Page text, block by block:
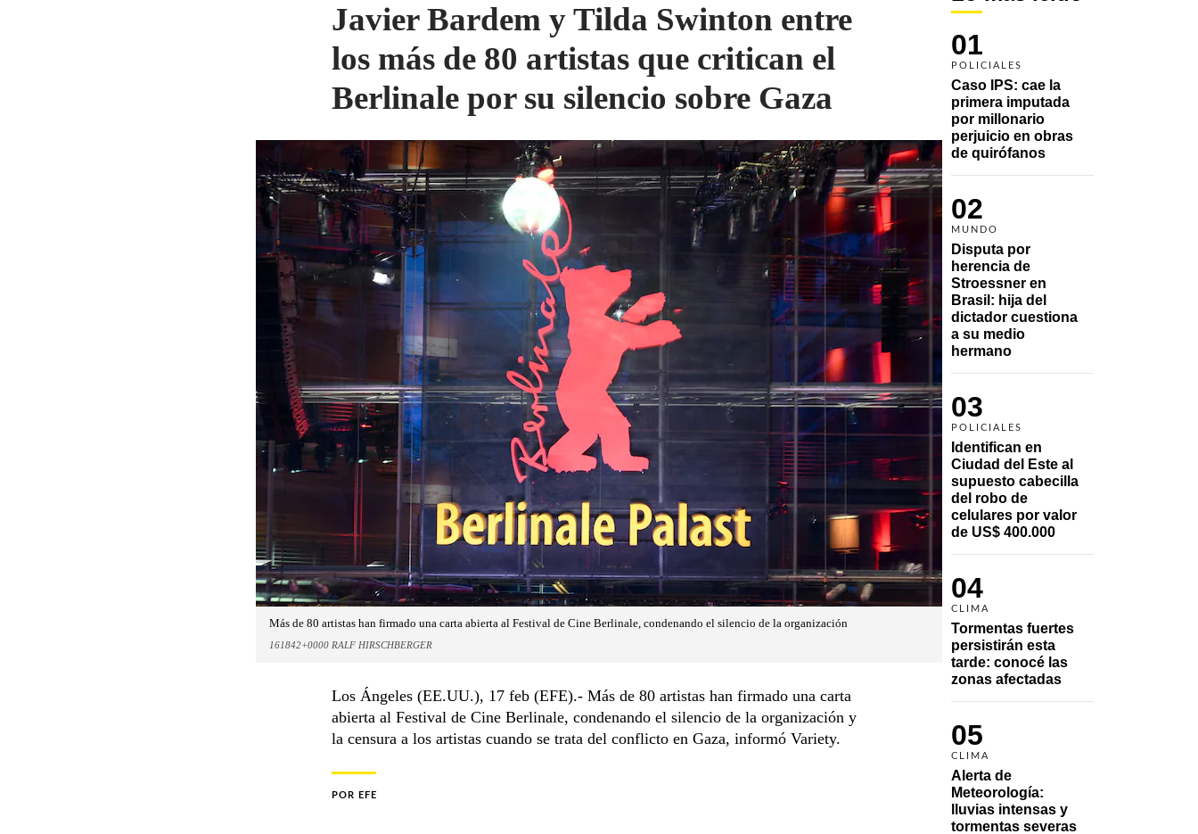
01
POLICIALES
Caso IPS: cae la
primera imputada
por millonario
perjuicio en obras
de quirófanos
02
MUNDO
Disputa por
herencia de
Stroessner en
Brasil: hija del
dictador cuestiona
a su medio
hermano
03
POLICIALES
Identifican en
Ciudad del Este al
supuesto cabecilla
del robo de
celulares por valor
de US$ 400.000
04
CLIMA
Tormentas fuertes
persistirán esta
tarde: conocé las
zonas afectadas
05
CLIMA
Alerta de
Meteorología:
lluvias intensas y
tormentas severas
Javier Bardem y Tilda Swinton entre
los más de 80 artistas que critican el
Berlinale por su silencio sobre Gaza
Más de 80 artistas han firmado una carta abierta al Festival de Cine Berlinale, condenando el silencio de la organización
161842+0000 RALF HIRSCHBERGER
Los Ángeles (EE.UU.), 17 feb (EFE).- Más de 80 artistas han firmado una carta
abierta al Festival de Cine Berlinale, condenando el silencio de la organización y
la censura a los artistas cuando se trata del conflicto en Gaza, informó Variety.
POR EFE